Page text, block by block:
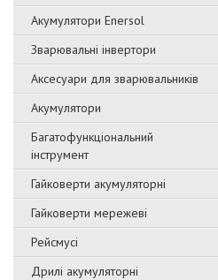
Акумулятори Enersol
Зварювальні інвертори
Аксесуари для зварювальників
Акумулятори
Багатофункціональний
інструмент
Гайковерти акумуляторні
Гайковерти мережеві
Рейсмусі
Дрилі акумуляторні